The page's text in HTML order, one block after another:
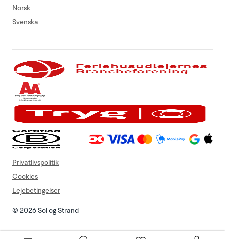
Norsk
Svenska
© 2026 Sol og Strand
Privatlivspolitik
Cookies
Lejebetingelser